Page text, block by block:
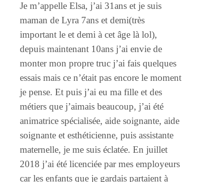
Je m’appelle Elsa, j’ai 31ans et je suis
maman de Lyra 7ans et demi(très
important le et demi à cet âge là lol),
depuis maintenant 10ans j’ai envie de
monter mon propre truc j’ai fais quelques
essais mais ce n’était pas encore le moment
je pense. Et puis j’ai eu ma fille et des
métiers que j’aimais beaucoup, j’ai été
animatrice spécialisée, aide soignante, aide
soignante et esthéticienne, puis assistante
maternelle, je me suis éclatée. En juillet
2018 j’ai été licenciée par mes employeurs
car les enfants que je gardais partaient à